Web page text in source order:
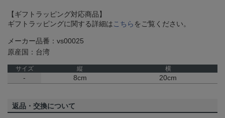
【ギフトラッピング対応商品】
ギフトラッピングに関する詳細は こちら をご覧ください。
メーカー品番：vs00025
原産国：台湾
サイズ 縦 横
- 8cm 20cm
返品・交換について